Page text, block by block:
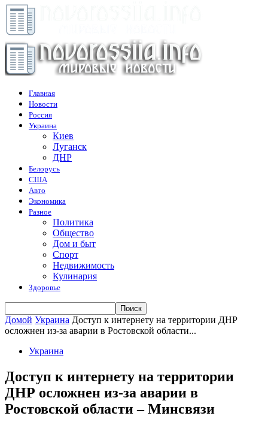
Главная
Новости
Россия
Украина
Киев
Луганск
ДНР
Белорусь
США
Авто
Экономика
Разное
Политика
Общество
Дом и быт
Спорт
Недвижимость
Кулинария
Здоровье
Домой Украина Доступ к интернету на территории ДНР
осложнен из-за аварии в Ростовской области...
Украина
Доступ к интернету на территории
ДНР осложнен из-за аварии в
Ростовской области – Минсвязи